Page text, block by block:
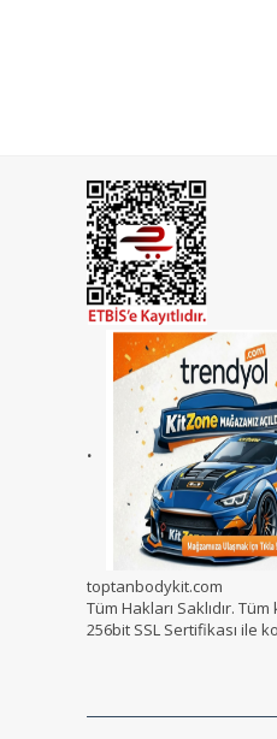
.
toptanbodykit.com
Tüm Hakları Saklıdır.
256bit SSL Sertifikası ile